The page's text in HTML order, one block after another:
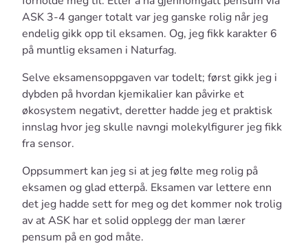
ASK 3-4 ganger totalt var jeg ganske rolig når jeg
endelig gikk opp til eksamen. Og, jeg fikk karakter 6
på muntlig eksamen i Naturfag.
Selve eksamensoppgaven var todelt; først gikk jeg i
dybden på hvordan kjemikalier kan påvirke et
økosystem negativt, deretter hadde jeg et praktisk
innslag hvor jeg skulle navngi molekylfigurer jeg fikk
fra sensor.
Oppsummert kan jeg si at jeg følte meg rolig på
eksamen og glad etterpå. Eksamen var lettere enn
det jeg hadde sett for meg og det kommer nok trolig
av at ASK har et solid opplegg der man lærer
pensum på en god måte.